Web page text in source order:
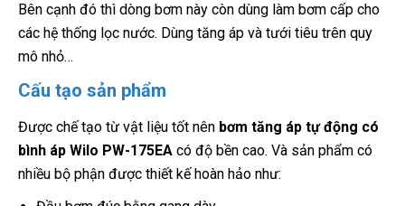
Bên cạnh đó thì dòng bơm này còn dùng làm bơm cấp cho
các hệ thống lọc nước. Dùng tăng áp và tưới tiêu trên quy
mô nhỏ…
Cấu tạo sản phẩm
Được chế tạo từ vật liệu tốt nên bơm tăng áp tự động có
bình áp Wilo PW-175EA có độ bền cao. Và sản phẩm có
nhiều bộ phận được thiết kế hoàn hảo như: